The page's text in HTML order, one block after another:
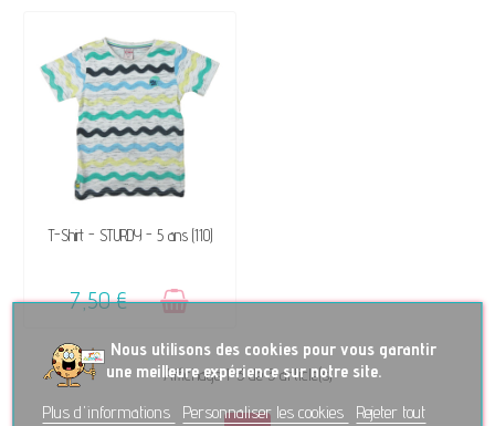
VENDU, VICTIME DE SON
T-Shirt - STURDY - 5 ans (110)
7,50 €
Affichage 1-3 de 3 article(s)
Nous utilisons des cookies pour vous garantir
une meilleure expérience sur notre site.
Plus d'informations
Personnaliser les cookies Rejeter tout